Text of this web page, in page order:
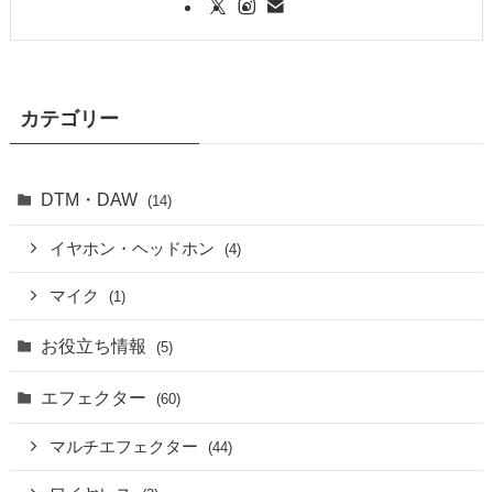
カテゴリー
DTM・DAW (14)
イヤホン・ヘッドホン (4)
マイク (1)
お役立ち情報 (5)
エフェクター (60)
マルチエフェクター (44)